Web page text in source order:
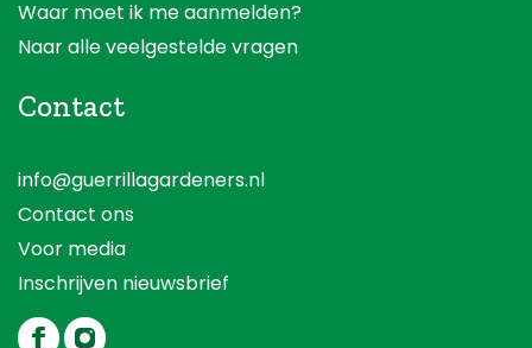
Waar moet ik me aanmelden?
Naar alle veelgestelde vragen
Contact
info@guerrillagardeners.nl
Contact ons
Voor media
Inschrijven nieuwsbrief